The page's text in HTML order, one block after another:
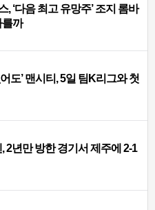
, ‘다음 최고 유망주’ 조지 롬바
를까
도’ 맨시티, 5일 팀K리그와 첫
, 2년만 방한 경기서 제주에 2-1